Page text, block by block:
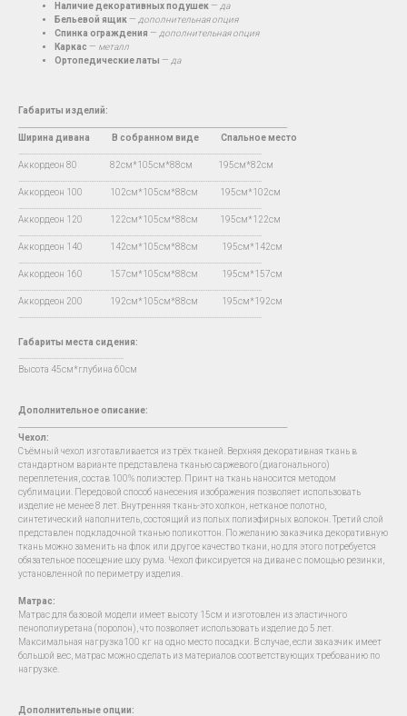
Наличие декоративных подушек — да
Бельевой ящик — дополнительная опция
Спинка ограждения — дополнительная опция
Каркас — металл
Ортопедические латы — да
Габариты изделий:
Ширина дивана
В собранном виде Спальное место
Аккордеон 80 82см*105см*88см 195см*82см
Аккордеон 100 102см*105см*88см 195см*102см
Аккордеон 120 122см*105см*88см 195см*122см
Аккордеон 140 142см*105см*88см 195см*142см
Аккордеон 160 157см*105см*88см 195см*157см
Аккордеон 200 192см*105см*88см 195см*192см
Габариты места сидения:
Высота 45см*глубина 60см
Дополнительное описание:
Чехол:
Съёмный чехол изготавливается из трёх тканей. Верхняя декоративная ткань в
стандартном варианте представлена тканью саржевого (диагонального)
переплетения, состав 100% полиэстер. Принт на ткань наносится методом
сублимации. Передовой способ нанесения изображения позволяет использовать
изделие не менее 8 лет. Внутренняя ткань-это холкон, нетканое полотно,
синтетический наполнитель, состоящий из полых полиэфирных волокон. Третий слой
представлен подкладочной тканью поликоттон. По желанию заказчика декоративную
ткань можно заменить на флок или другое качество ткани, но для этого потребуется
обязательное посещение шоу рума. Чехол фиксируется на диване с помощью резинки,
установленной по периметру изделия.
Матрас:
Матрас для базовой модели имеет высоту 15см и изготовлен из эластичного
пенополиуретана (поролон), что позволяет использовать изделие до 5 лет.
Максимальная нагрузка100 кг на одно место посадки. В случае, если заказчик имеет
большой вес, матрас можно сделать из материалов соответствующих требованию по
нагрузке.
Дополнительные опции: